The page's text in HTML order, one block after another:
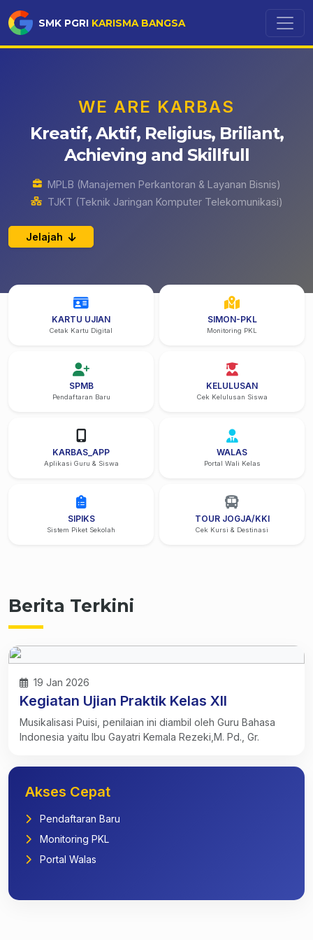
SMK PGRI KARISMA BANGSA
WE ARE KARBAS
Kreatif, Aktif, Religius, Briliant,
Achieving and Skillfull
MPLB (Manajemen Perkantoran & Layanan Bisnis)
TJKT (Teknik Jaringan Komputer Telekomunikasi)
Jelajah
KARTU UJIAN
Cetak Kartu Digital
SIMON-PKL
Monitoring PKL
SPMB
Pendaftaran Baru
KELULUSAN
Cek Kelulusan Siswa
KARBAS_APP
Aplikasi Guru & Siswa
WALAS
Portal Wali Kelas
SIPIKS
Sistem Piket Sekolah
TOUR JOGJA/KKI
Cek Kursi & Destinasi
Berita Terkini
19 Jan 2026
Kegiatan Ujian Praktik Kelas XII
Musikalisasi Puisi, penilaian ini diambil oleh Guru Bahasa
Indonesia yaitu Ibu Gayatri Kemala Rezeki,M. Pd., Gr.
Akses Cepat
Pendaftaran Baru
Monitoring PKL
Portal Walas